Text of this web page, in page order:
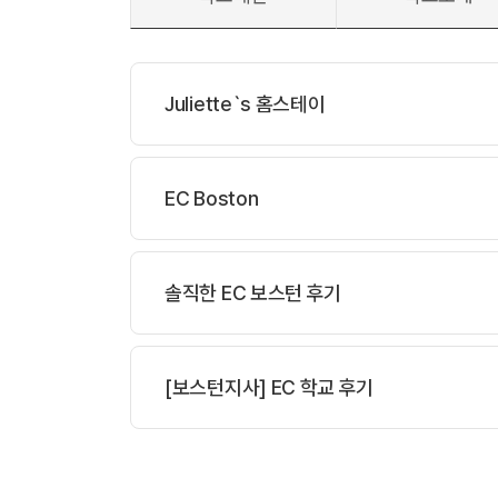
Juliette`s 홈스테이
장점
- Host mother가 아주 친절하다.
자유로운 분위기 속에서 미국 문화(특히 음
-미국에 처음 오는 사람이 그 분위기에 쉽게
EC Boston
솔직한 EC 보스턴 후기
[보스턴지사] EC 학교 후기